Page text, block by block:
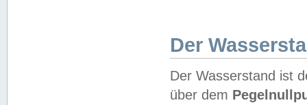
Der
Der Wasserstand ist
über dem